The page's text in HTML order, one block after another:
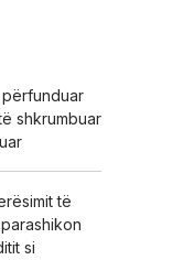
përfunduar
shkrumbuar
të
si